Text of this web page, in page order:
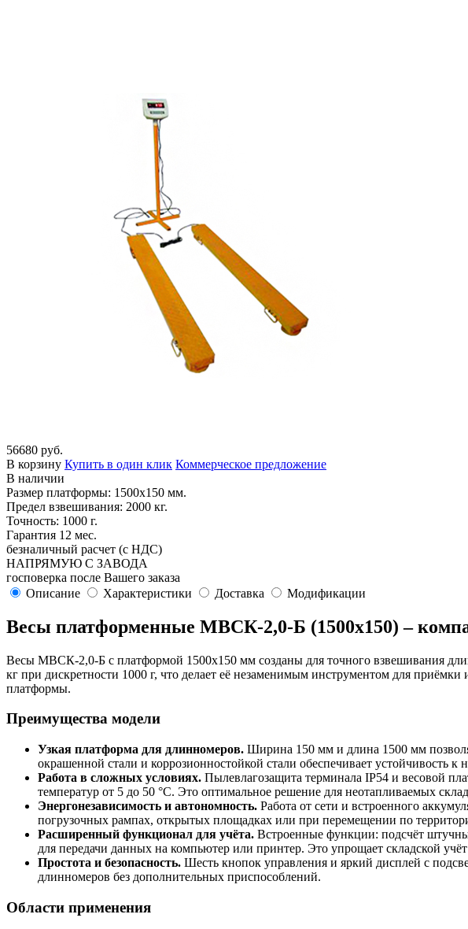
56680 руб.
В корзину Купить в один клик Коммерческое предложение
В наличии
Размер платформы: 1500х150 мм.
Предел взвешивания: 2000 кг.
Точность: 1000 г.
Гарантия 12 мес.
безналичный расчет (с НДС)
НАПРЯМУЮ С ЗАВОДА
госповерка после Вашего заказа
Описание
Характеристики Доставка Модификации
Весы платформенные МВСК-2,0-Б (1500х150) –
Весы МВСК-2,0-Б с платформой 1500х150 мм созданы для точного взвешивания
кг при дискретности 1000 г, что делает её незаменимым инструментом для
платформы.
Преимущества модели
Узкая платформа для длинномеров. Ширина 150 мм и длина 1500 мм
окрашенной стали и коррозионностойкой стали обеспечивает устойчивость к
Работа в сложных условиях. Пылевлагозащита терминала IP54 и весовой
температур от 5 до 50 °C. Это оптимальное решение для неотапливаемых
Энергонезависимость и автономность. Работа от сети и встроенного
погрузочных рампах, открытых площадках или при перемещении по
Расширенный функционал для учёта. Встроенные функции: подсчёт
для передачи данных на компьютер или принтер. Это упрощает складской
Простота и безопасность. Шесть кнопок управления и яркий дисплей с
длинномеров без дополнительных приспособлений.
Области применения